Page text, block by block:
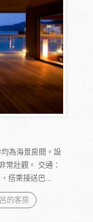
為海景房間。設
常壯觀。 交通：
搭乘接送巴...
的客房